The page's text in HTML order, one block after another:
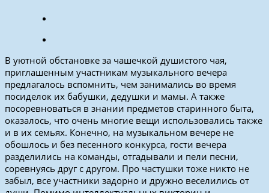
В уютной обстановке за чашечкой душистого чая,
приглашенным участникам музыкального вечера
предлагалось вспомнить, чем занимались во время
посиделок их бабушки, дедушки и мамы. А также
посоревноваться в знании предметов старинного быта,
оказалось, что очень многие вещи использовались также
и в их семьях. Конечно, на музыкальном вечере не
обошлось и без песенного конкурса, гости вечера
разделились на команды, отгадывали и пели песни,
соревнуясь друг с другом. Про частушки тоже никто не
забыл, все участники задорно и дружно веселились от